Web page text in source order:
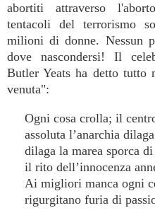
abortiti attraverso
tentacoli del terrorismo
milioni di donne. Nessun
dove nascondersi! Il
Butler Yeats ha detto tutto
venuta":
Ogni cosa crolla; il
assoluta l’anarchia
dilaga la marea sporca
il rito dell’innocenza
Ai migliori manca ogni
rigurgitano furia di